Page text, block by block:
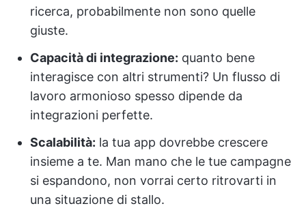
ricerca, probabilmente non sono quelle
giuste.
Capacità di integrazione: quanto bene
interagisce con altri strumenti? Un flusso di
lavoro armonioso spesso dipende da
integrazioni perfette.
Scalabilità: la tua app dovrebbe crescere
insieme a te. Man mano che le tue campagne
si espandono, non vorrai certo ritrovarti in
una situazione di stallo.